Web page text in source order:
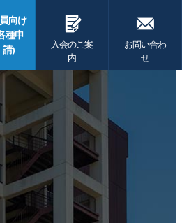
向け
種申
請)
G
入会のご案
内
F
お問い合わ
せ